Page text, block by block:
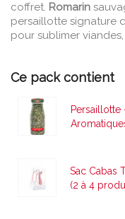
coffret. Romarin
persaillotte signature
pour sublimer
Ce pack contient
Persaillotte
Sac Cabas
(2 à 4